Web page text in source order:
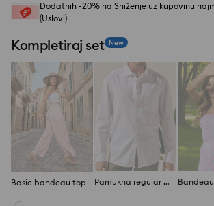
Dodatnih -20% na Sniženje uz kupovinu
(Uslovi)
Kompletiraj set New
Basic bandeau top Pamukna regular fit košulja